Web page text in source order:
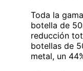
Toda la
botella de
reducción
botellas de
metal, un